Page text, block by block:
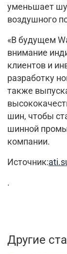
уменьшает
воздушного
«В будущем
внимание
клиентов и
разработку
также
шин, чтобы
шинной
компании.
Источник:
.
Другие